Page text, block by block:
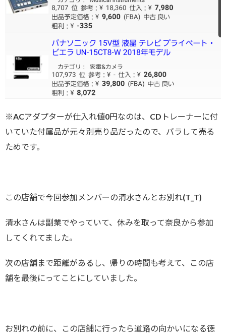
※ACアダプターが仕入れ値0円なのは、CDトレーナーに付
いていた付属品が元々別売り品だったので、バラして売る
ためです。
この店舗で今回参加メンバーの清水さんとお別れ(T_T)
清水さんは副業でやっていて、休みを取って奈良から参加
してくれてました。
次の店舗まで距離があるし、帰りの時間も考えて、この店
舗を最後にってことにしていました。
お別れの前に、この店舗に行ったら道路の向かいになる徳